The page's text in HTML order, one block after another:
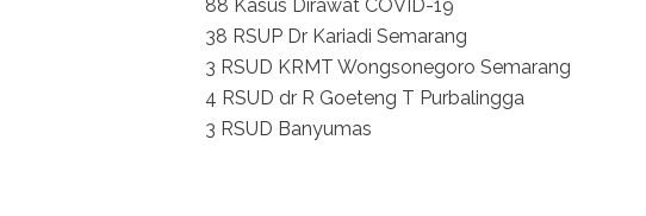
88 Kasus Dirawat COVID-19
38 RSUP Dr Kariadi Semarang
3 RSUD KRMT Wongsonegoro Semarang
4 RSUD dr R Goeteng T Purbalingga
3 RSUD Banyumas